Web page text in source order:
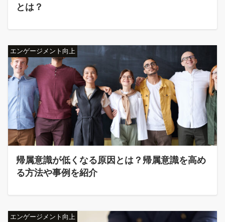
とは？
エンゲージメント向上
帰属意識が低くなる原因とは？帰属意識を高め
る方法や事例を紹介
エンゲージメント向上